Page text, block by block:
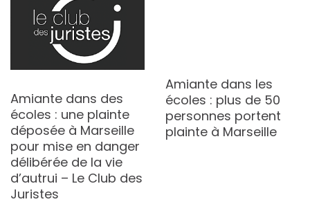
Amiante dans des
écoles : une plainte
déposée à Marseille
pour mise en danger
délibérée de la vie
d’autrui – Le Club des
Juristes
Amiante dans les
écoles : plus de 50
personnes portent
plainte à Marseille